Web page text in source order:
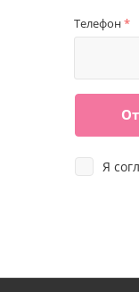
Телефон*
Я